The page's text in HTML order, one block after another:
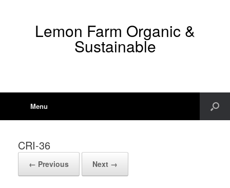
Lemon Farm Organic &
Sustainable
Menu
CRI-36
← Previous Next →